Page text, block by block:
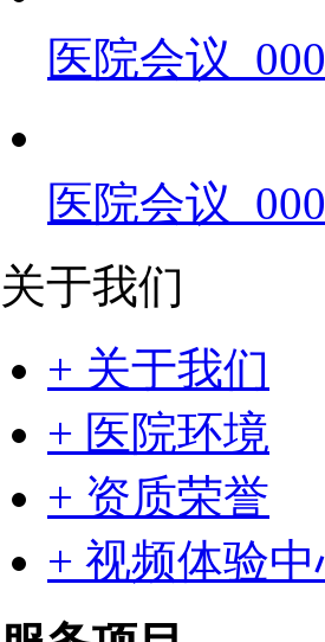
医院会议
医院会议
关于我们
+ 关于我们
+ 医院环境
+ 资质荣誉
+ 视频体验